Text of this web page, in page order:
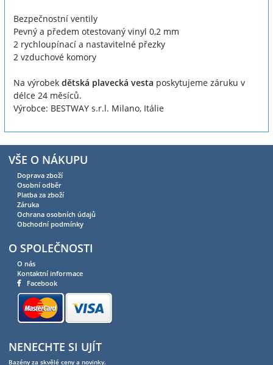
Bezpečnostní ventily
Pevný a předem otestovaný vinyl 0,2 mm
2 rychloupínací a nastavitelné přezky
2 vzduchové komory
Na výrobek dětská plavecká vesta poskytujeme záruku v
délce 24 měsíců.
Výrobce: BESTWAY s.r.l. Milano, Itálie
VŠE O NÁKUPU
Doprava zboží
Osobní odběr
Platba za zboží
Záruka
Ochrana osobních údajů
Obchodní podmínky
O SPOLEČNOSTI
O nás
Kontaktní informace
Facebook
NENECHTE SI UJÍT
Bazény za skvělé ceny a novinky.